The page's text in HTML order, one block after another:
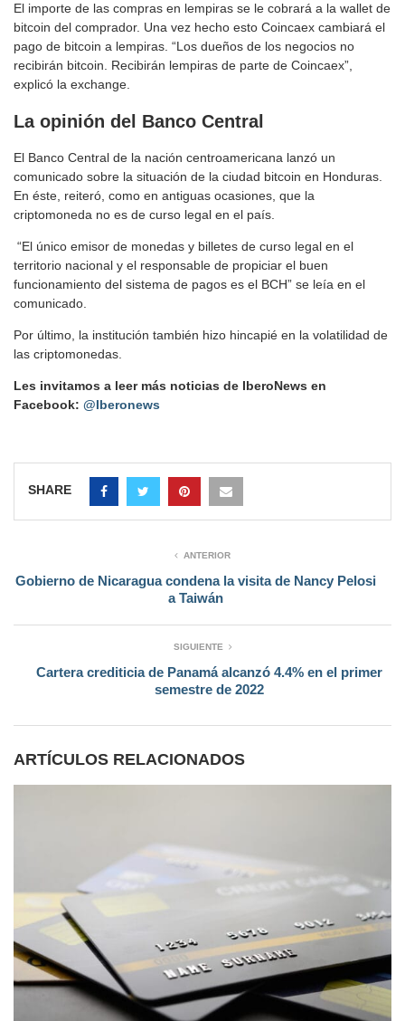
El importe de las compras en lempiras se le cobrará a la wallet de
bitcoin del comprador. Una vez hecho esto Coincaex cambiará el
pago de bitcoin a lempiras. “Los dueños de los negocios no
recibirán bitcoin. Recibirán lempiras de parte de Coincaex”,
explicó la exchange.
La opinión del Banco Central
El Banco Central de la nación centroamericana lanzó un
comunicado sobre la situación de la ciudad bitcoin en Honduras.
En éste, reiteró, como en antiguas ocasiones, que la
criptomoneda no es de curso legal en el país.
“El único emisor de monedas y billetes de curso legal en el
territorio nacional y el responsable de propiciar el buen
funcionamiento del sistema de pagos es el BCH” se leía en el
comunicado.
Por último, la institución también hizo hincapié en la volatilidad de
las criptomonedas.
Les invitamos a leer más noticias de IberoNews en
Facebook: @Iberonews
SHARE
ANTERIOR
Gobierno de Nicaragua condena la visita de Nancy Pelosi
a Taiwán
SIGUIENTE
Cartera crediticia de Panamá alcanzó 4.4% en el primer
semestre de 2022
ARTÍCULOS RELACIONADOS